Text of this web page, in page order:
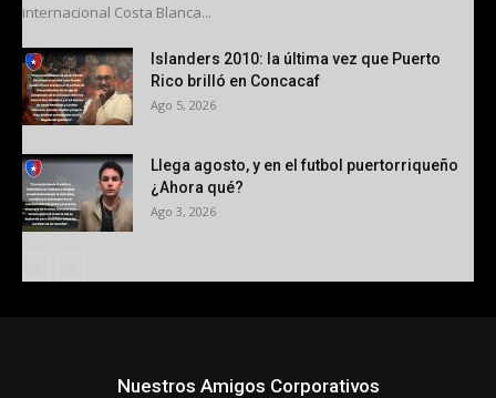
internacional Costa Blanca...
Islanders 2010: la última vez que Puerto
Rico brilló en Concacaf
Ago 5, 2026
Llega agosto, y en el futbol puertorriqueño
¿Ahora qué?
Ago 3, 2026
Nuestros Amigos Corporativos